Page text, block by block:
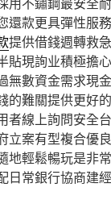
還款更具彈性服
提供借錢週轉救
貼現詢业積極擔
無數資金需求現
的難關提供更好
者線上詢問安全
立案有型複合優
地輕鬆暢玩是非
日常銀行協商建